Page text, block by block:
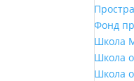
Фонд
Школа
Школа
Школа